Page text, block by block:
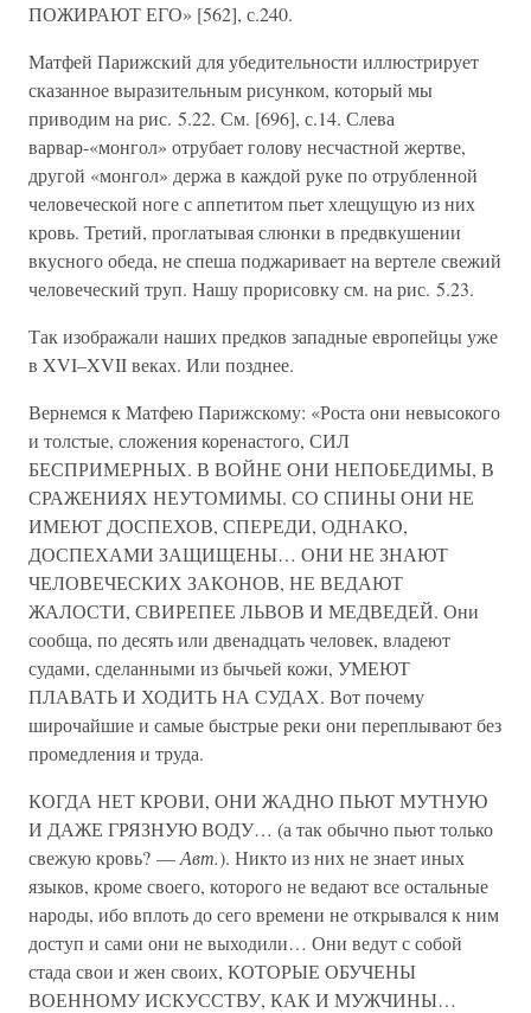
ПОЖИРАЮТ ЕГО» [562], с.240.
Матфей Парижский для убедительности иллюстрирует
сказанное выразительным рисунком, который мы
приводим на рис. 5.22. См. [696], с.14. Слева
варвар-«монгол» отрубает голову несчастной жертве,
другой «монгол» держа в каждой руке по отрубленной
человеческой ноге с аппетитом пьет хлещущую из них
кровь. Третий, проглатывая слюнки в предвкушении
вкусного обеда, не спеша поджаривает на вертеле свежий
человеческий труп. Нашу прорисовку см. на рис. 5.23.
Так изображали наших предков западные европейцы уже
в XVI–XVII веках. Или позднее.
Вернемся к Матфею Парижскому: «Роста они невысокого
и толстые, сложения коренастого, СИЛ
БЕСПРИМЕРНЫХ. В ВОЙНЕ ОНИ НЕПОБЕДИМЫ, В
СРАЖЕНИЯХ НЕУТОМИМЫ. СО СПИНЫ ОНИ НЕ
ИМЕЮТ ДОСПЕХОВ, СПЕРЕДИ, ОДНАКО,
ДОСПЕХАМИ ЗАЩИЩЕНЫ… ОНИ НЕ ЗНАЮТ
ЧЕЛОВЕЧЕСКИХ ЗАКОНОВ, НЕ ВЕДАЮТ
ЖАЛОСТИ, СВИРЕПЕЕ ЛЬВОВ И МЕДВЕДЕЙ. Они
сообща, по десять или двенадцать человек, владеют
судами, сделанными из бычьей кожи, УМЕЮТ
ПЛАВАТЬ И ХОДИТЬ НА СУДАХ. Вот почему
широчайшие и самые быстрые реки они переплывают без
промедления и труда.
КОГДА НЕТ КРОВИ, ОНИ ЖАДНО ПЬЮТ МУТНУЮ
И ДАЖЕ ГРЯЗНУЮ ВОДУ… (а так обычно пьют только
свежую кровь? —Авт.). Никто из них не знает иных
языков, кроме своего, которого не ведают все остальные
народы, ибо вплоть до сего времени не открывался к ним
доступ и сами они не выходили… Они ведут с собой
стада свои и жен своих, КОТОРЫЕ ОБУЧЕНЫ
ВОЕННОМУ ИСКУССТВУ, КАК И МУЖЧИНЫ…